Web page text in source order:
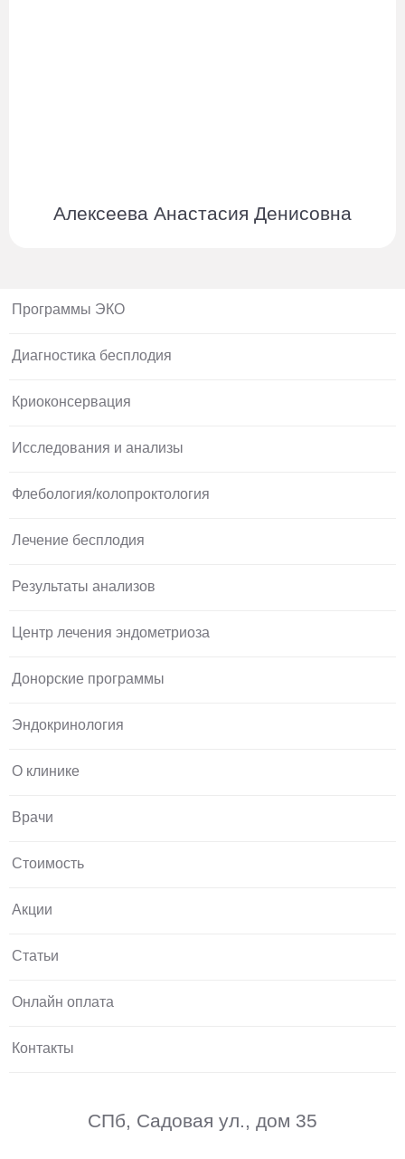
Алексеева Анастасия Денисовна
Программы ЭКО
Диагностика бесплодия
Криоконсервация
Исследования и анализы
Флебология/колопроктология
Лечение бесплодия
Результаты анализов
Центр лечения эндометриоза
Донорские программы
Эндокринология
О клинике
Врачи
Стоимость
Акции
Статьи
Онлайн оплата
Контакты
СПб, Садовая ул., дом 35